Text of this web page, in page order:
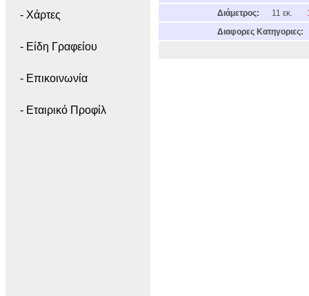
- Χάρτες
- Είδη Γραφείου
- Επικοινωνία
- Εταιρικό Προφίλ
Διάμετρος:
11 εκ.
Διαφορες Κατηγοριες: